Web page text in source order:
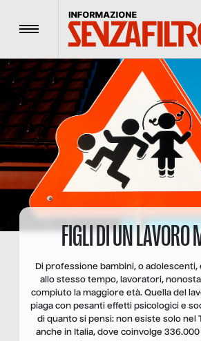
Menu
FIGLI DI UN LAVORO
Di professione bambini, o adolescenti,
allo stesso tempo, lavoratori,
compiuto la maggiore età. Quella del
piaga con pesanti effetti psicologici e
di quanto si pensi: non esiste solo nel
anche in Italia, dove coinvolge